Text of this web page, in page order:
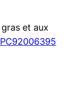
et aux